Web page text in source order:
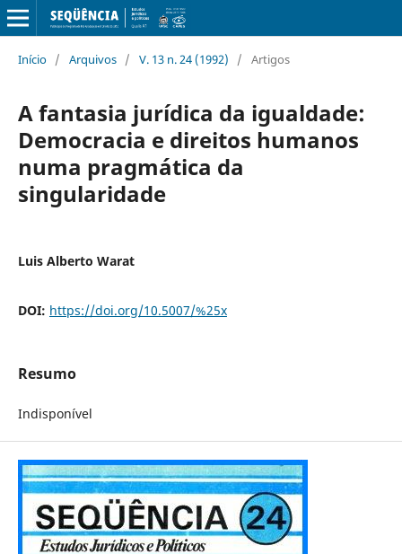
Início / Arquivos / V. 13 n. 24 (1992) / Artigos
A fantasia jurídica da igualdade:
Democracia e direitos humanos
numa pragmática da
singularidade
Luis Alberto Warat
DOI: https://doi.org/10.5007/%25x
Resumo
Indisponível